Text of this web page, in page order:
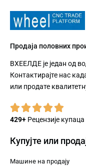
Продаја половних
ВХЕЕЛДЕ је један од
Контактирајте нас
или продате
429+ Рецензије купаца
Купујте или
Машине на продају